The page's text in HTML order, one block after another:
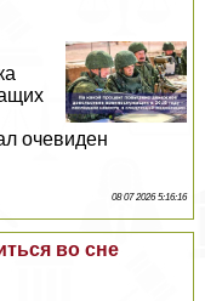
очевиден
08 07 2026 5:16:16
во сне